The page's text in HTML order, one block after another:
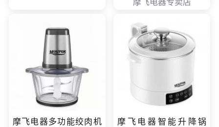
摩飞电器专卖店
摩飞电器多功能绞肉机
摩飞电器智能升降锅